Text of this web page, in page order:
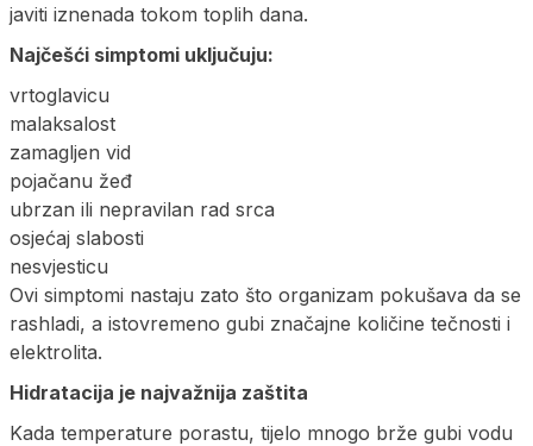
javiti iznenada tokom toplih dana.
Najčešći simptomi uključuju:
vrtoglavicu
malaksalost
zamagljen vid
pojačanu žeđ
ubrzan ili nepravilan rad srca
osjećaj slabosti
nesvjesticu
Ovi simptomi nastaju zato što organizam pokušava da se
rashladi, a istovremeno gubi značajne količine tečnosti i
elektrolita.
Hidratacija je najvažnija zaštita
Kada temperature porastu, tijelo mnogo brže gubi vodu